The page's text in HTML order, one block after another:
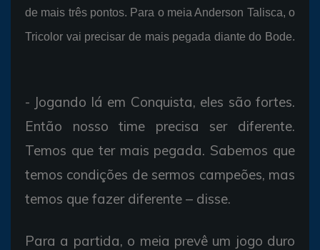
de mais três pontos. Para o meia Anderson Talisca, o
Tricolor vai precisar de mais pegada diante do Bode.
- Jogando lá em Conquista, eles são fortes.
Então nosso time precisa ser diferente.
Temos que ter mais pegada. Sabemos que
temos condições de sermos campeões, mas
temos que fazer diferente – disse.
Para a partida, o meia prevê um jogo duro